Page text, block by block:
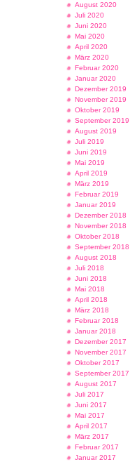
August 2020
Juli 2020
Juni 2020
Mai 2020
April 2020
März 2020
Februar 2020
Januar 2020
Dezember 2019
November 2019
Oktober 2019
September 2019
August 2019
Juli 2019
Juni 2019
Mai 2019
April 2019
März 2019
Februar 2019
Januar 2019
Dezember 2018
November 2018
Oktober 2018
September 2018
August 2018
Juli 2018
Juni 2018
Mai 2018
April 2018
März 2018
Februar 2018
Januar 2018
Dezember 2017
November 2017
Oktober 2017
September 2017
August 2017
Juli 2017
Juni 2017
Mai 2017
April 2017
März 2017
Februar 2017
Januar 2017